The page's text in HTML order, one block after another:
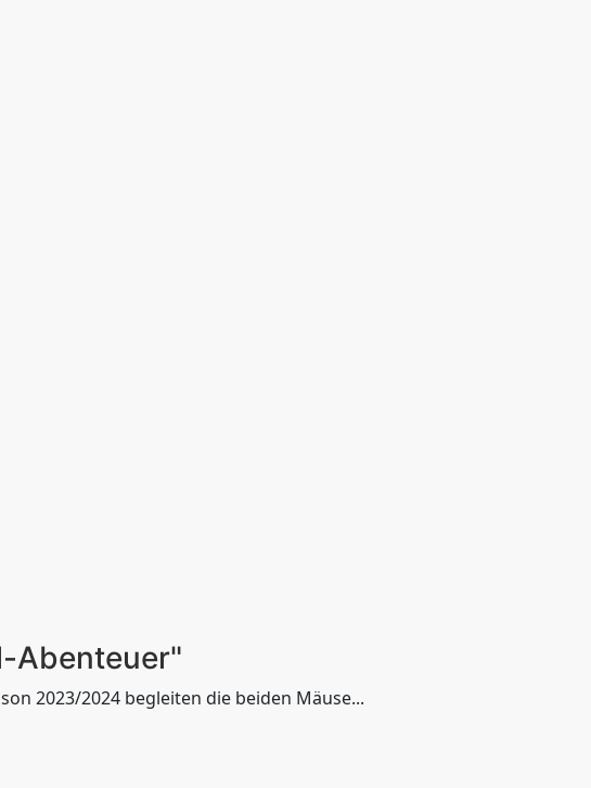
Abenteuer"
2023/2024 begleiten die beiden Mäuse...